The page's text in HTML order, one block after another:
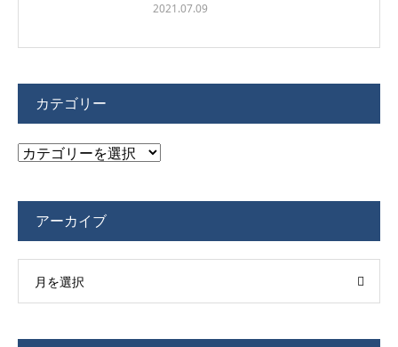
2021.07.09
カテゴリー
カ
ゴ
アーカイブ
月を選択